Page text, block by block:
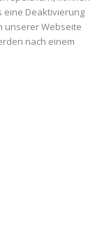
eine Deaktivierung
unserer Webseite
nach einem